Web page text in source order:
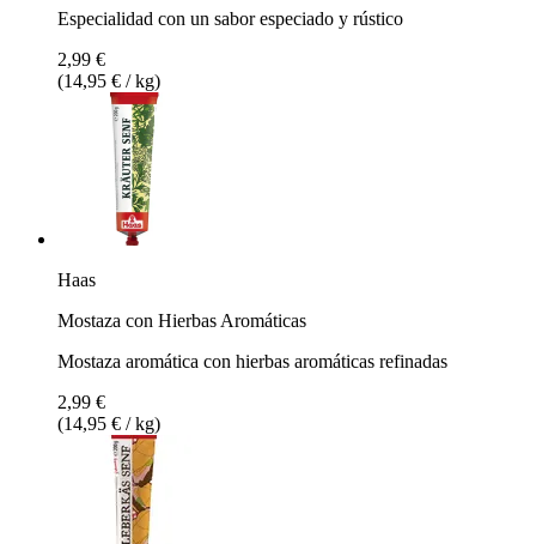
Especialidad con un sabor especiado y rústico
2,99 €
(14,95 € / kg)
Haas
Mostaza con Hierbas Aromáticas
Mostaza aromática con hierbas aromáticas refinadas
2,99 €
(14,95 € / kg)